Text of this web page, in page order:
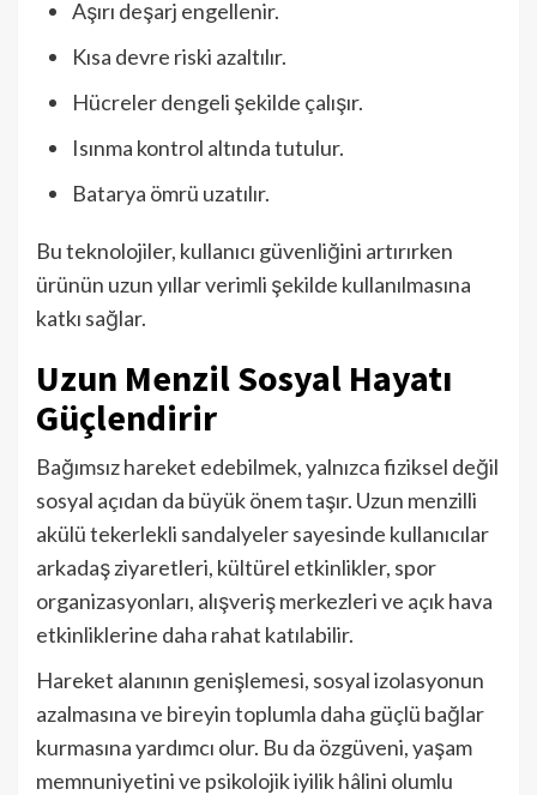
Aşırı deşarj engellenir.
Kısa devre riski azaltılır.
Hücreler dengeli şekilde çalışır.
Isınma kontrol altında tutulur.
Batarya ömrü uzatılır.
Bu teknolojiler, kullanıcı güvenliğini artırırken
ürünün uzun yıllar verimli şekilde kullanılmasına
katkı sağlar.
Uzun Menzil Sosyal Hayatı
Güçlendirir
Bağımsız hareket edebilmek, yalnızca fiziksel değil
sosyal açıdan da büyük önem taşır. Uzun menzilli
akülü tekerlekli sandalyeler sayesinde kullanıcılar
arkadaş ziyaretleri, kültürel etkinlikler, spor
organizasyonları, alışveriş merkezleri ve açık hava
etkinliklerine daha rahat katılabilir.
Hareket alanının genişlemesi, sosyal izolasyonun
azalmasına ve bireyin toplumla daha güçlü bağlar
kurmasına yardımcı olur. Bu da özgüveni, yaşam
memnuniyetini ve psikolojik iyilik hâlini olumlu